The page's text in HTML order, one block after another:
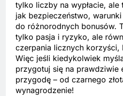
tylko liczby na wypłacie, ale
jak bezpieczeństwo,
do różnorodnych bonusów.
tylko pasja i ryzyko, ale
czerpania licznych korzyści,
Więc jeśli kiedykolwiek
przygotuj się na prawdziwie
przygodę – od czarnego
wynagrodzenie!